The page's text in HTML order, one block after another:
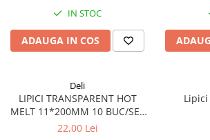
Scanere portabile
Consumabile echipamente
Cartușe
Flacoane Cerneală
IN STOC
ADAUGA IN COS
Deli
LIPICI TRANSPARENT HOT
MELT 11*200MM 10 BUC/SET
DELI
22,00 Lei
Lipici